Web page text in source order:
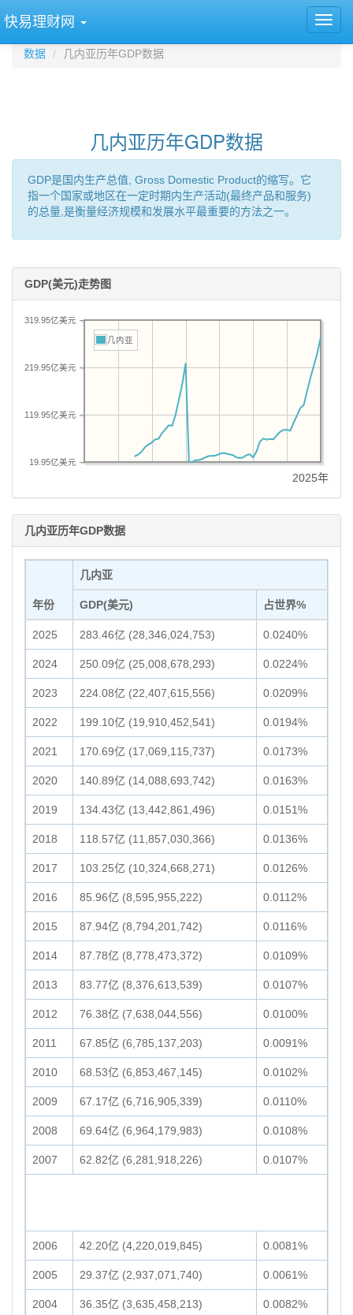
快易理财网
数据 几内亚历年GDP数据
几内亚历年GDP数据
GDP是国内生产总值, Gross Domestic Product的缩写。它
指一个国家或地区在一定时期内生产活动(最终产品和服务)
的总量,是衡量经济规模和发展水平最重要的方法之一。
GDP(美元)走势图
19.95亿美元
119.95亿美元
219.95亿美元
319.95亿美元
几内亚
2025年
几内亚历年GDP数据
年份
几内亚
GDP(美元) 占世界%
2025 283.46亿 (28,346,024,753) 0.0240%
2024 250.09亿 (25,008,678,293) 0.0224%
2023 224.08亿 (22,407,615,556) 0.0209%
2022 199.10亿 (19,910,452,541) 0.0194%
2021 170.69亿 (17,069,115,737) 0.0173%
2020 140.89亿 (14,088,693,742) 0.0163%
2019 134.43亿 (13,442,861,496) 0.0151%
2018 118.57亿 (11,857,030,366) 0.0136%
2017 103.25亿 (10,324,668,271) 0.0126%
2016 85.96亿 (8,595,955,222) 0.0112%
2015 87.94亿 (8,794,201,742) 0.0116%
2014 87.78亿 (8,778,473,372) 0.0109%
2013 83.77亿 (8,376,613,539) 0.0107%
2012 76.38亿 (7,638,044,556) 0.0100%
2011 67.85亿 (6,785,137,203) 0.0091%
2010 68.53亿 (6,853,467,145) 0.0102%
2009 67.17亿 (6,716,905,339) 0.0110%
2008 69.64亿 (6,964,179,983) 0.0108%
2007 62.82亿 (6,281,918,226) 0.0107%
2006 42.20亿 (4,220,019,845) 0.0081%
2005 29.37亿 (2,937,071,740) 0.0061%
2004 36.35亿 (3,635,458,213) 0.0082%